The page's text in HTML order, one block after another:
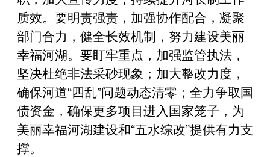
质效。要明责强责，加强协作配合，凝聚
部门合力，健全长效机制，努力建设美丽
幸福河湖。要盯牢重点，加强监管执法，
坚决杜绝非法采砂现象；加大整改力度，
确保河道“四乱”问题动态清零；全力争取国
债资金，确保更多项目进入国家笼子，为
美丽幸福河湖建设和“五水综改”提供有力支
撑。